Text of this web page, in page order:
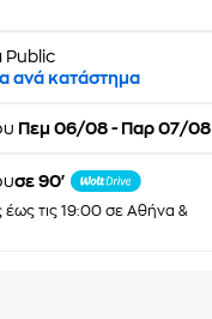
Public
ανά κατάστημα
Πεμ 06/08 - Παρ 07/08
σε 90'
έως τις 19:00 σε Αθήνα &